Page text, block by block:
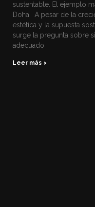
sustentable. El ejemplo
Doha. A pesar de la
estética y la supuesta
surge la pregunta sobre
adecuado
Leer más >